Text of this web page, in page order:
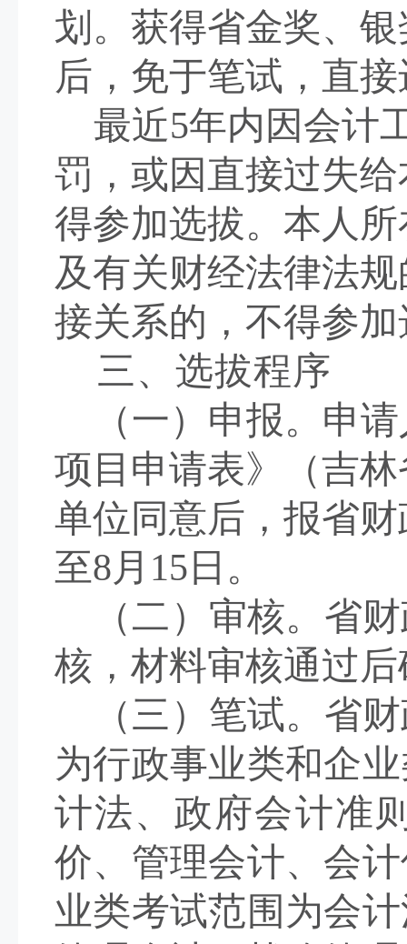
划。获得省金奖、
后，免于笔试，直
最近5年内因会计
罚，或因直接过失
得参加选拔。本人
及有关财经法律法
接关系的，不得
三、选拔程序
（一）申报。 申
项目申请表》（吉
单位同意后，报省
至8月 15 日。
（二）审核。 省
核，材料审核通过
（三）笔试。 省
为行政事业类和企
计法、 政府会计准
价、管理会计、 会
业类考试范围为会